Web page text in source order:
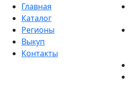
Главная
Каталог
Регионы
Выкуп
Контакты